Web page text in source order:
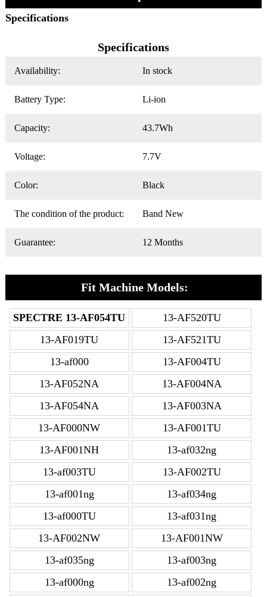
Specifications
Specifications
Availability: In stock
Battery Type: Li-ion
Capacity: 43.7Wh
Voltage: 7.7V
Color: Black
The condition of the product: Band New
Guarantee: 12 Months
Fit Machine Models:
SPECTRE 13-AF054TU
13-AF520TU
13-AF019TU
13-AF521TU
13-af000
13-AF004TU
13-AF052NA
13-AF004NA
13-AF054NA
13-AF003NA
13-AF000NW
13-AF001TU
13-AF001NH
13-af032ng
13-af003TU
13-AF002TU
13-af001ng
13-af034ng
13-af000TU
13-af031ng
13-AF002NW
13-AF001NW
13-af035ng
13-af003ng
13-af000ng
13-af002ng